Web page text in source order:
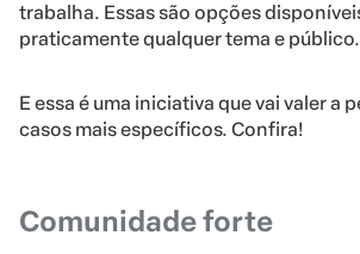
trabalha. Essas são opções
praticamente qualquer tema e público.
E essa é uma iniciativa que vai valer a
casos mais específicos. Confira!
Comunidade forte